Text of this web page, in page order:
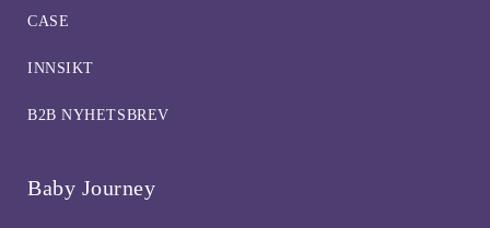
CASE
INNSIKT
B2B NYHETSBREV
Baby Journey